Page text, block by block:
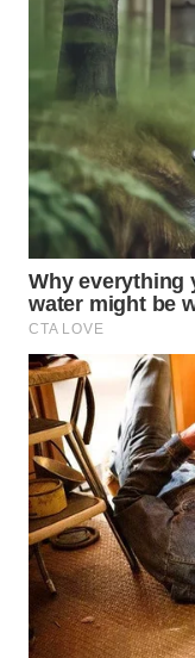
WN
PURWAKARTA
WN
PRIANGAN
TIMUR
WN
SEMARANG
WN
SOLO
WN
BOROBUDUR
WN
MADURA